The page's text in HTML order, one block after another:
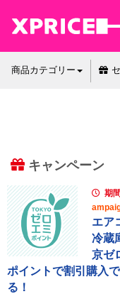
商品カテゴリー
キャンペーン
期
エア
冷蔵
京ゼ
ポイントで割引購入
る！